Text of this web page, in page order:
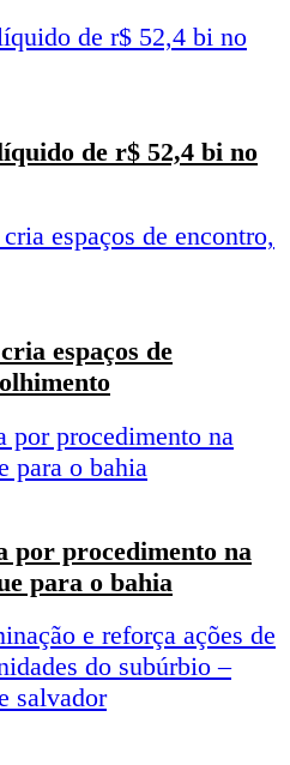
de r$ 52,4 bi no
espaços de
por procedimento na
para o bahia